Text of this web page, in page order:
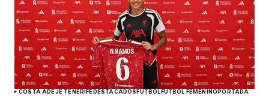
COSTA ADEJE TENERIFEDESTACADOSFÚTBOLFÚTBOL FEMENINOPORTADA